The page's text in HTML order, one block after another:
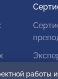
работы